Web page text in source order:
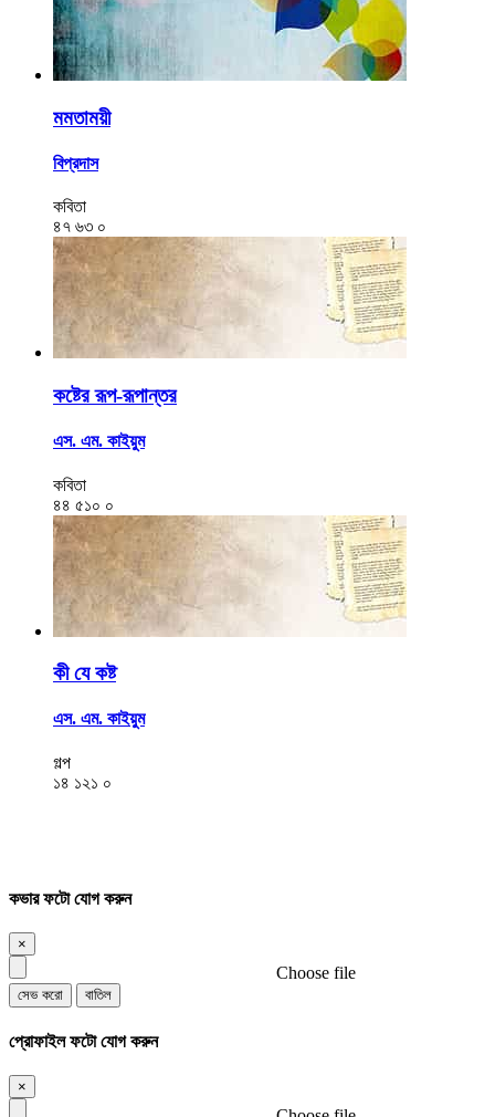
মমতাময়ী
বিপ্রদাস
কবিতা
৪৭ ৬৩ ০
কষ্টের রূপ-রূপান্তর
এস. এম. কাইয়ুম
কবিতা
৪৪ ৫১০ ০
কী যে কষ্ট
এস. এম. কাইয়ুম
গল্প
১৪ ১২১ ০
কভার ফটো যোগ করুন
×
Choose file
সেভ করো বাতিল
প্রোফাইল ফটো যোগ করুন
×